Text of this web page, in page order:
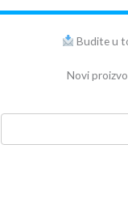
Budite u
Novi